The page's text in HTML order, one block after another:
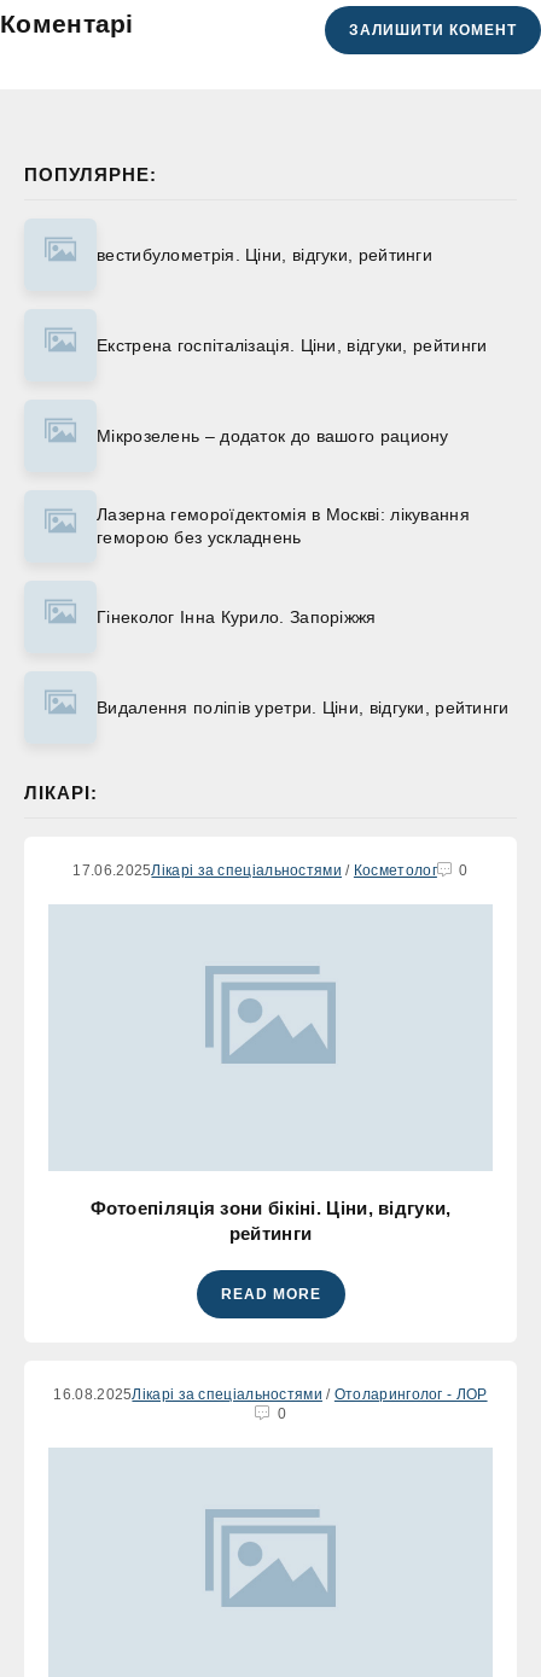
ПОПУЛЯРНЕ:
вестибулометрія. Ціни, відгуки, рейтинги
Екстрена госпіталізація. Ціни, відгуки, рейтинги
Мікрозелень – додаток до вашого рациону
Лазерна гемороїдектомія в Москві: лікування
геморою без ускладнень
Гінеколог Інна Курило. Запоріжжя
Видалення поліпів уретри. Ціни, відгуки, рейтинги
ЛІКАРІ:
17.06.2025Лікарі за спеціальностями / Косметолог 0
Фотоепіляція зони бікіні. Ціни, відгуки,
рейтинги
READ MORE
16.08.2025Лікарі за спеціальностями / Отоларинголог - ЛОР
0
Коментарі ЗАЛИШИТИ КОМЕНТ